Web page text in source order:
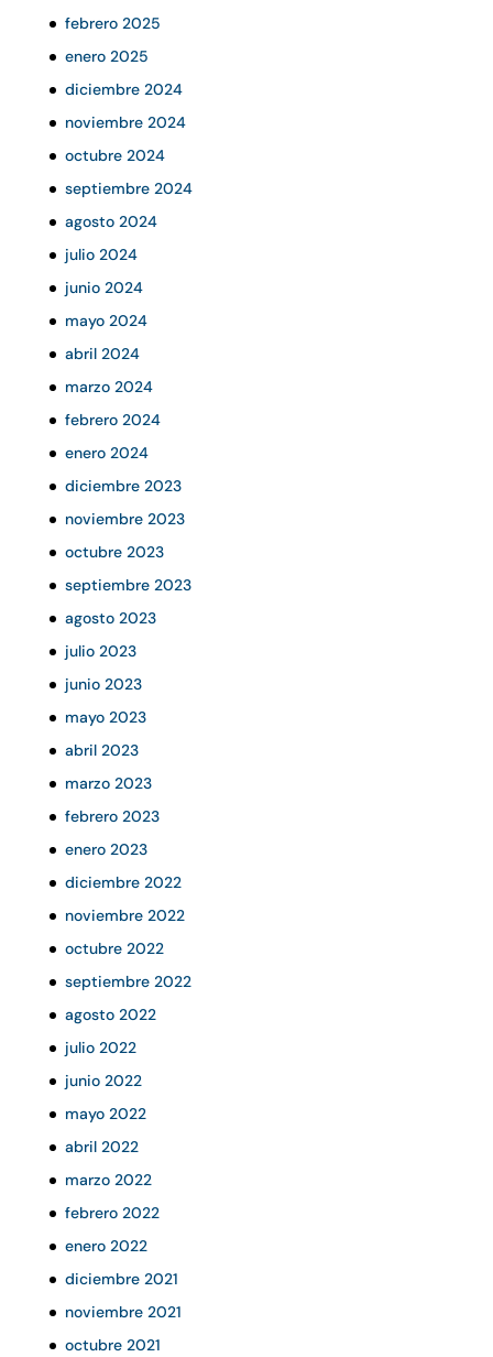
febrero 2025
enero 2025
diciembre 2024
noviembre 2024
octubre 2024
septiembre 2024
agosto 2024
julio 2024
junio 2024
mayo 2024
abril 2024
marzo 2024
febrero 2024
enero 2024
diciembre 2023
noviembre 2023
octubre 2023
septiembre 2023
agosto 2023
julio 2023
junio 2023
mayo 2023
abril 2023
marzo 2023
febrero 2023
enero 2023
diciembre 2022
noviembre 2022
octubre 2022
septiembre 2022
agosto 2022
julio 2022
junio 2022
mayo 2022
abril 2022
marzo 2022
febrero 2022
enero 2022
diciembre 2021
noviembre 2021
octubre 2021